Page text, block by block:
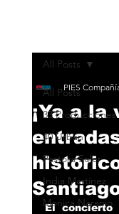
All Posts
33 Producciones
40 Urban
Pastora Soler
India Martínez
Monica Naranjo
All Posts
¡Ya a la
PIES
El concierto